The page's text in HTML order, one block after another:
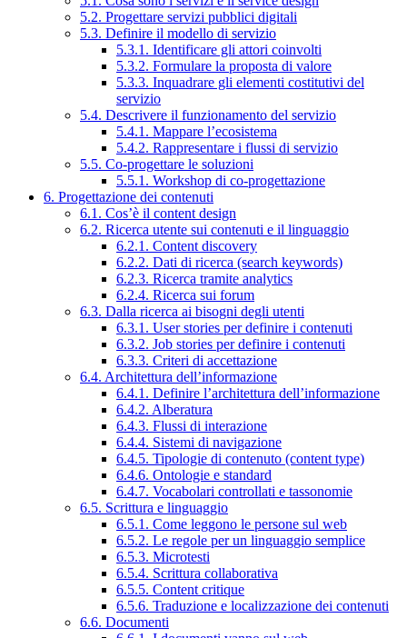
5.2. Progettare servizi pubblici digitali
5.3. Definire il modello di servizio
5.3.1. Identificare gli attori coinvolti
5.3.2. Formulare la proposta di valore
5.3.3. Inquadrare gli elementi costitutivi del
servizio
5.4. Descrivere il funzionamento del servizio
5.4.1. Mappare l’ecosistema
5.4.2. Rappresentare i flussi di servizio
5.5. Co-progettare le soluzioni
5.5.1. Workshop di co-progettazione
6. Progettazione dei contenuti
6.1. Cos’è il content design
6.2. Ricerca utente sui contenuti e il linguaggio
6.2.1. Content discovery
6.2.2. Dati di ricerca (search keywords)
6.2.3. Ricerca tramite analytics
6.2.4. Ricerca sui forum
6.3. Dalla ricerca ai bisogni degli utenti
6.3.1. User stories per definire i contenuti
6.3.2. Job stories per definire i contenuti
6.3.3. Criteri di accettazione
6.4. Architettura dell’informazione
6.4.1. Definire l’architettura dell’informazione
6.4.2. Alberatura
6.4.3. Flussi di interazione
6.4.4. Sistemi di navigazione
6.4.5. Tipologie di contenuto (content type)
6.4.6. Ontologie e standard
6.4.7. Vocabolari controllati e tassonomie
6.5. Scrittura e linguaggio
6.5.1. Come leggono le persone sul web
6.5.2. Le regole per un linguaggio semplice
6.5.3. Microtesti
6.5.4. Scrittura collaborativa
6.5.5. Content critique
6.5.6. Traduzione e localizzazione dei contenuti
6.6. Documenti